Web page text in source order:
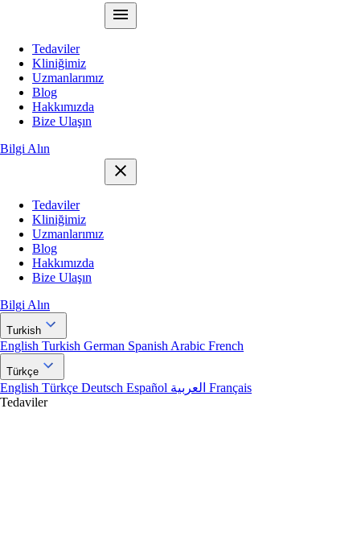
Tedaviler
Kliniğimiz
Uzmanlarımız
Blog
Hakkımızda
Bize Ulaşın
Bilgi Alın
Tedaviler
Kliniğimiz
Uzmanlarımız
Blog
Hakkımızda
Bize Ulaşın
Bilgi Alın
Turkish
English Turkish German Spanish Arabic French
Türkçe
English Türkçe Deutsch Español
Français
Tedaviler